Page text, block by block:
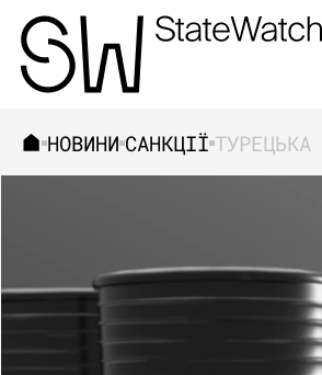
НОВИНИ САНКЦІЇ